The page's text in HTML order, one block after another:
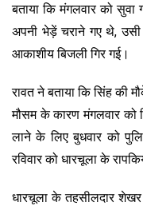
बताया कि मंगलवार को सुवा
अपनी भेड़ें चराने गए थे,
आकाशीय बिजली गिर गई।
रावत ने बताया कि सिंह की
मौसम के कारण मंगलवार को
लाने के लिए बुधवार को
रविवार को धारचूला के
धारचूला के तहसीलदार शेखर